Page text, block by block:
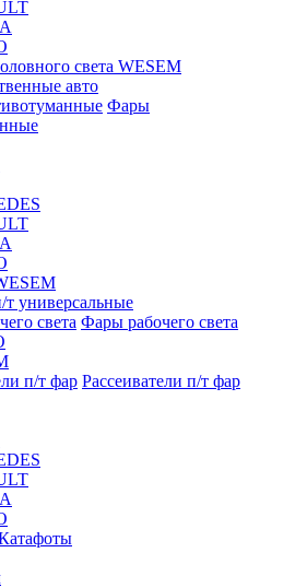
света WESEM
авто
Фары
универсальные
Фары рабочего света
Рассеиватели п/т фар